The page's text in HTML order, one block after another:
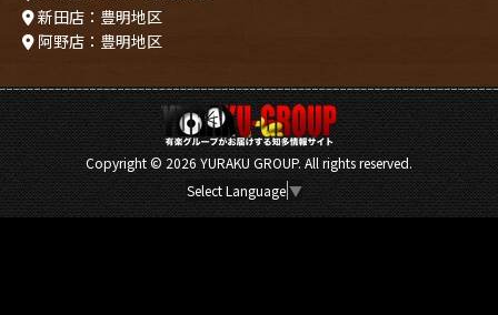
新田店：豊明地区
阿野店：豊明地区
Copyright ©2026 YURAKU GROUP. All rights reserved.
Select Language ▼